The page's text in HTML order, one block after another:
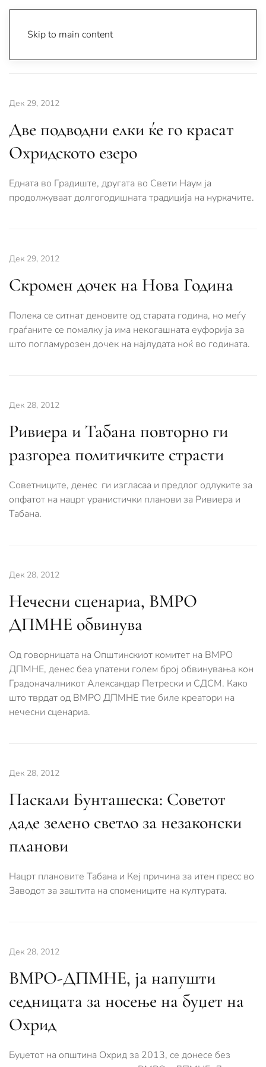
Skip to main content
Дек 29, 2012
Две подводни елки ќе го красат
Охридското езеро
Едната во Градиште, другата во Свети Наум ја
продолжуваат долгогодишната традиција на нуркачите.
Дек 29, 2012
Скромен дочек на Нова Година
Полека се ситнат деновите од старата година, но меѓу
граѓаните се помалку ја има некогашната еуфорија за
што погламурозен дочек на најлудата ноќ во годината.
Дек 28, 2012
Ривиера и Табана повторно ги
разгореа политичките страсти
Советниците, денес ги изгласаа и предлог одлуките за
опфатот на нацрт уранистички планови за Ривиера и
Табана.
Дек 28, 2012
Нечесни сценариа, ВМРО
ДПМНЕ обвинува
Од говорницата на Општинскиот комитет на ВМРО
ДПМНЕ, денес беа упатени голем број обвинувања кон
Градоначалникот Александар Петрески и СДСМ. Како
што тврдат од ВМРО ДПМНЕ тие биле креатори на
нечесни сценариа.
Дек 28, 2012
Паскали Бунташеска: Советот
даде зелено светло за незаконски
планови
Нацрт плановите Табана и Кеј причина за итен пресс во
Заводот за заштита на спомениците на културата.
Дек 28, 2012
ВМРО-ДПМНЕ, ја напушти
седницата за носење на буџет на
Охрид
Буџетот на општина Охрид за 2013, се донесе без